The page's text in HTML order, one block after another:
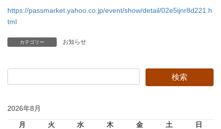
https://passmarket.yahoo.co.jp/event/show/detail/02e5ijnr8d221.h
tml
カテゴリー お知らせ
2026年8月
月 火 水 木 金 土
日